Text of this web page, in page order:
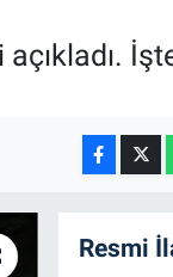
Resmi